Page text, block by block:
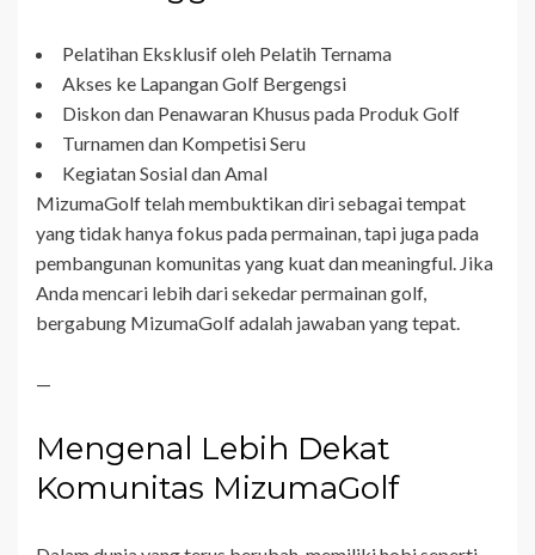
Pelatihan Eksklusif oleh Pelatih Ternama
Akses ke Lapangan Golf Bergengsi
Diskon dan Penawaran Khusus pada Produk Golf
Turnamen dan Kompetisi Seru
Kegiatan Sosial dan Amal
MizumaGolf telah membuktikan diri sebagai tempat
yang tidak hanya fokus pada permainan, tapi juga pada
pembangunan komunitas yang kuat dan meaningful. Jika
Anda mencari lebih dari sekedar permainan golf,
bergabung MizumaGolf adalah jawaban yang tepat.
—
Mengenal Lebih Dekat
Komunitas MizumaGolf